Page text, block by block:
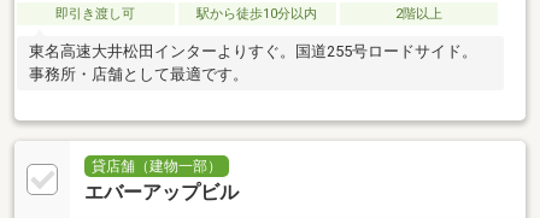
即引き渡し可 駅から徒歩10分以内 2階以上
東名高速大井松田インターよりすぐ。国道255号ロードサイド。
事務所・店舗として最適です。
貸店舗（建物一部）
エバーアップビル